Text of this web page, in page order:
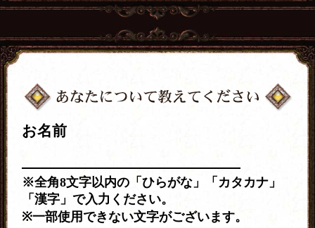
お名前
※全角8文字以内の「ひらがな」「カタカナ」
「漢字」で入力ください。
※一部使用できない文字がございます。